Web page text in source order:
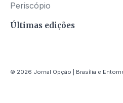
Periscópio
Últimas edições
© 2026 Jornal Opção | Brasília e